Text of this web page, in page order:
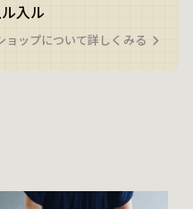
ル入ル
ョップについて詳しくみる